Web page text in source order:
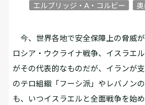
エルブリッジ・A・コルビー
今、世界各地で安全保障上の脅威が
ロシア・ウクライナ戦争、イスラエ
がその代表的なものだが、イランが
のテロ組織「フーシ派」やレバノンの
も、いつイスラエルと全面戦争を始